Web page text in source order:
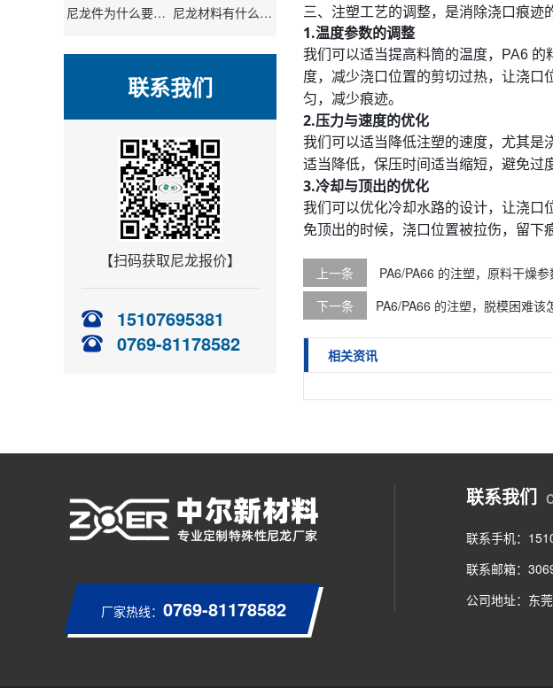
尼龙件为什么要煮？尼龙件用水煮的原因分析 尼龙材料有什么优点及缺点？尼龙应用
联系我们
【扫码获取尼龙报价】
15107695381
0769-81178582
三、注塑工艺的调整，是消除浇口痕迹
1.温度参数的调整
我们可以适当提高料筒的温度，PA6
度，减少浇口位置的剪切过热，让浇口
匀，减少痕迹。
2.压力与速度的优化
我们可以适当降低注塑的速度，尤其是
适当降低，保压时间适当缩短，避免过
3.冷却与顶出的优化
我们可以优化冷却水路的设计，让浇口
免顶出的时候，浇口位置被拉伤，留下
上一条
PA6/PA66 的注塑，原料干燥参
下一条
PA6/PA66 的注塑，脱模困难该
相关资讯
厂家热线： 0769-81178582
联系我们
联系手机：
联系邮箱：
公司地址：东